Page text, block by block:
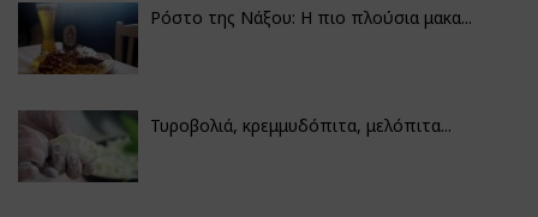
Ρόστο της Νάξου: Η πιο πλούσια μακα...
Τυροβολιά, κρεμμυδόπιτα, μελόπιτα...